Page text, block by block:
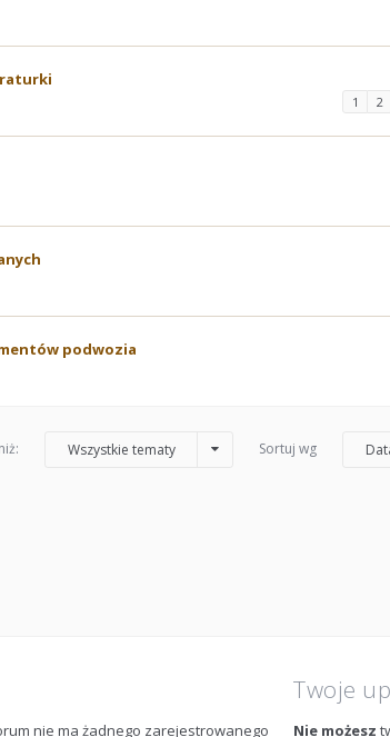
1 2
podwozia
Wszystkie tematy Sortuj wg
nie ma żadnego zarejestrowanego
Twoje
Nie możesz